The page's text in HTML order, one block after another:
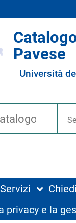
Pavese
Università
Servizi
privacy e la